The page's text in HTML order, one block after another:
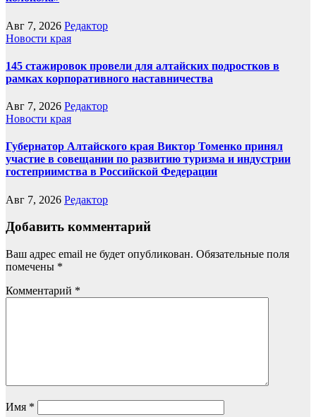
Авг 7, 2026 Редактор
Новости края
145 стажировок провели для алтайских подростков в
рамках корпоративного наставничества
Авг 7, 2026 Редактор
Новости края
Губернатор Алтайского края Виктор Томенко принял
участие в совещании по развитию туризма и индустрии
гостеприимства в Российской Федерации
Авг 7, 2026 Редактор
Добавить комментарий
Ваш адрес email не будет опубликован. Обязательные поля
помечены *
Комментарий *
Имя *